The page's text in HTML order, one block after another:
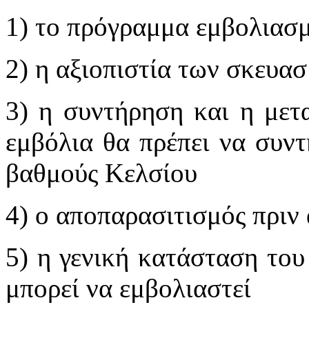
1) το πρόγραμμα
2) η αξιοπιστία των
3) η συντήρηση και η
εμβόλια θα πρέπει να
βαθμούς Κελσίου
4) ο αποπαρασιτισμός
5) η γενική κατάσταση
μπορεί να εμβολιαστεί